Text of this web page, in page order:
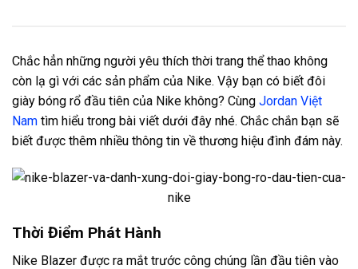
Chắc hẳn những người yêu thích thời trang thể thao không
còn lạ gì với các sản phẩm của Nike. Vậy bạn có biết đôi
giày bóng rổ đầu tiên của Nike không? Cùng Jordan Việt
Nam tìm hiểu trong bài viết dưới đây nhé. Chắc chắn bạn sẽ
biết được thêm nhiều thông tin về thương hiệu đình đám này.
Thời Điểm Phát Hành
Nike Blazer được ra mắt trước công chúng lần đầu tiên vào